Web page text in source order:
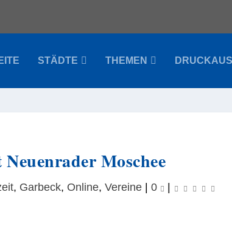
STÄDTE THEMEN
Moschee
, Garbeck, Online, Vereine| 0